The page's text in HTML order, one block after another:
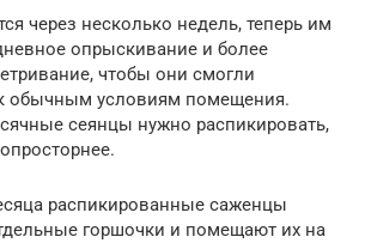
через несколько недель, теперь им
опрыскивание и более
чтобы они смогли
обычным условиям помещения.
сеянцы нужно распикировать,
распикированные саженцы
горшочки и помещают их на